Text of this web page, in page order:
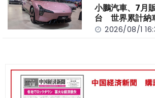
小鵬汽車、7月
台 世界累計納
2026/08/1